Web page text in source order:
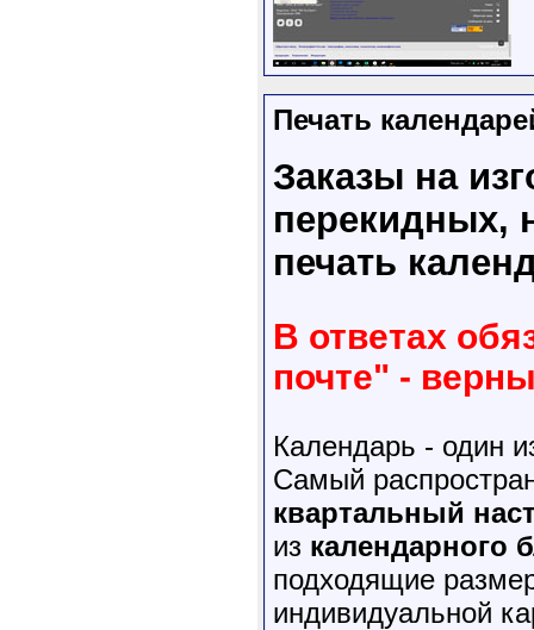
Печать
Заказы на
перекидных,
печать
В ответах
почте" -
Календарь - один
Самый
квартальный
из календарного
подходящие
индивидуальной